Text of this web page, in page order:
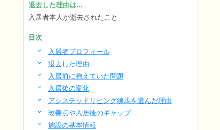
退去した理由は...
入居者本人が逝去されたこと
目次
入居者プロフィール
退去した理由
入居前に抱えていた問題
入居後の変化
アシステッドリビング練馬を選んだ理由
改善点や入居後のギャップ
施設の基本情報